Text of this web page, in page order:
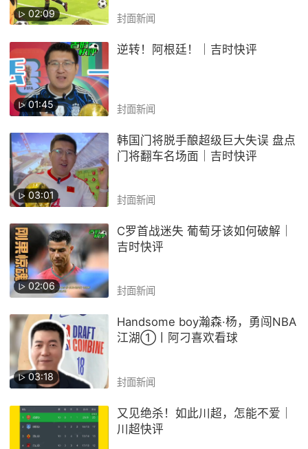
02:09 封面新闻
01:45
逆转！阿根廷！｜吉时快评
封面新闻
03:01
韩国门将脱手酿超级巨大失误 盘点
门将翻车名场面｜吉时快评
封面新闻
02:06
C罗首战迷失 葡萄牙该如何破解｜
吉时快评
封面新闻
03:18
Handsome boy瀚森·杨，勇闯NBA
江湖①丨阿刁喜欢看球
封面新闻
又见绝杀！如此川超，怎能不爱｜
川超快评